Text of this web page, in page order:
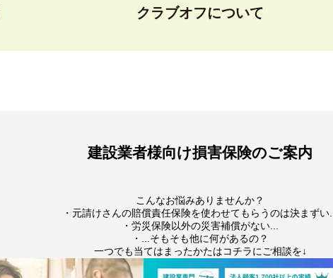
クラブオフについて
建設業者様向け損害保険のご案内
こんなお悩みありませんか？
・元請けさんの賠償責任保険を使わせてもらうのは決まずい...
・労災保険以外の災害補償がない...
・...そもそも他に何があるの？
一つでも当てはまったかたはコチラにご相談を↓